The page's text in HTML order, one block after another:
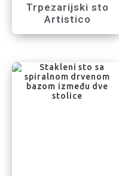
Trpezarijski sto
Artistico